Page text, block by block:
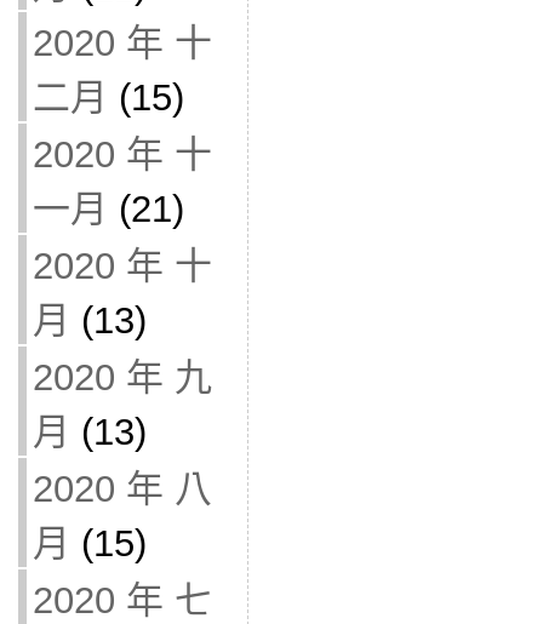
2020 年 十
二月 (15)
2020 年 十
一月 (21)
2020 年 十
月 (13)
2020 年 九
月 (13)
2020 年 八
月 (15)
2020 年 七